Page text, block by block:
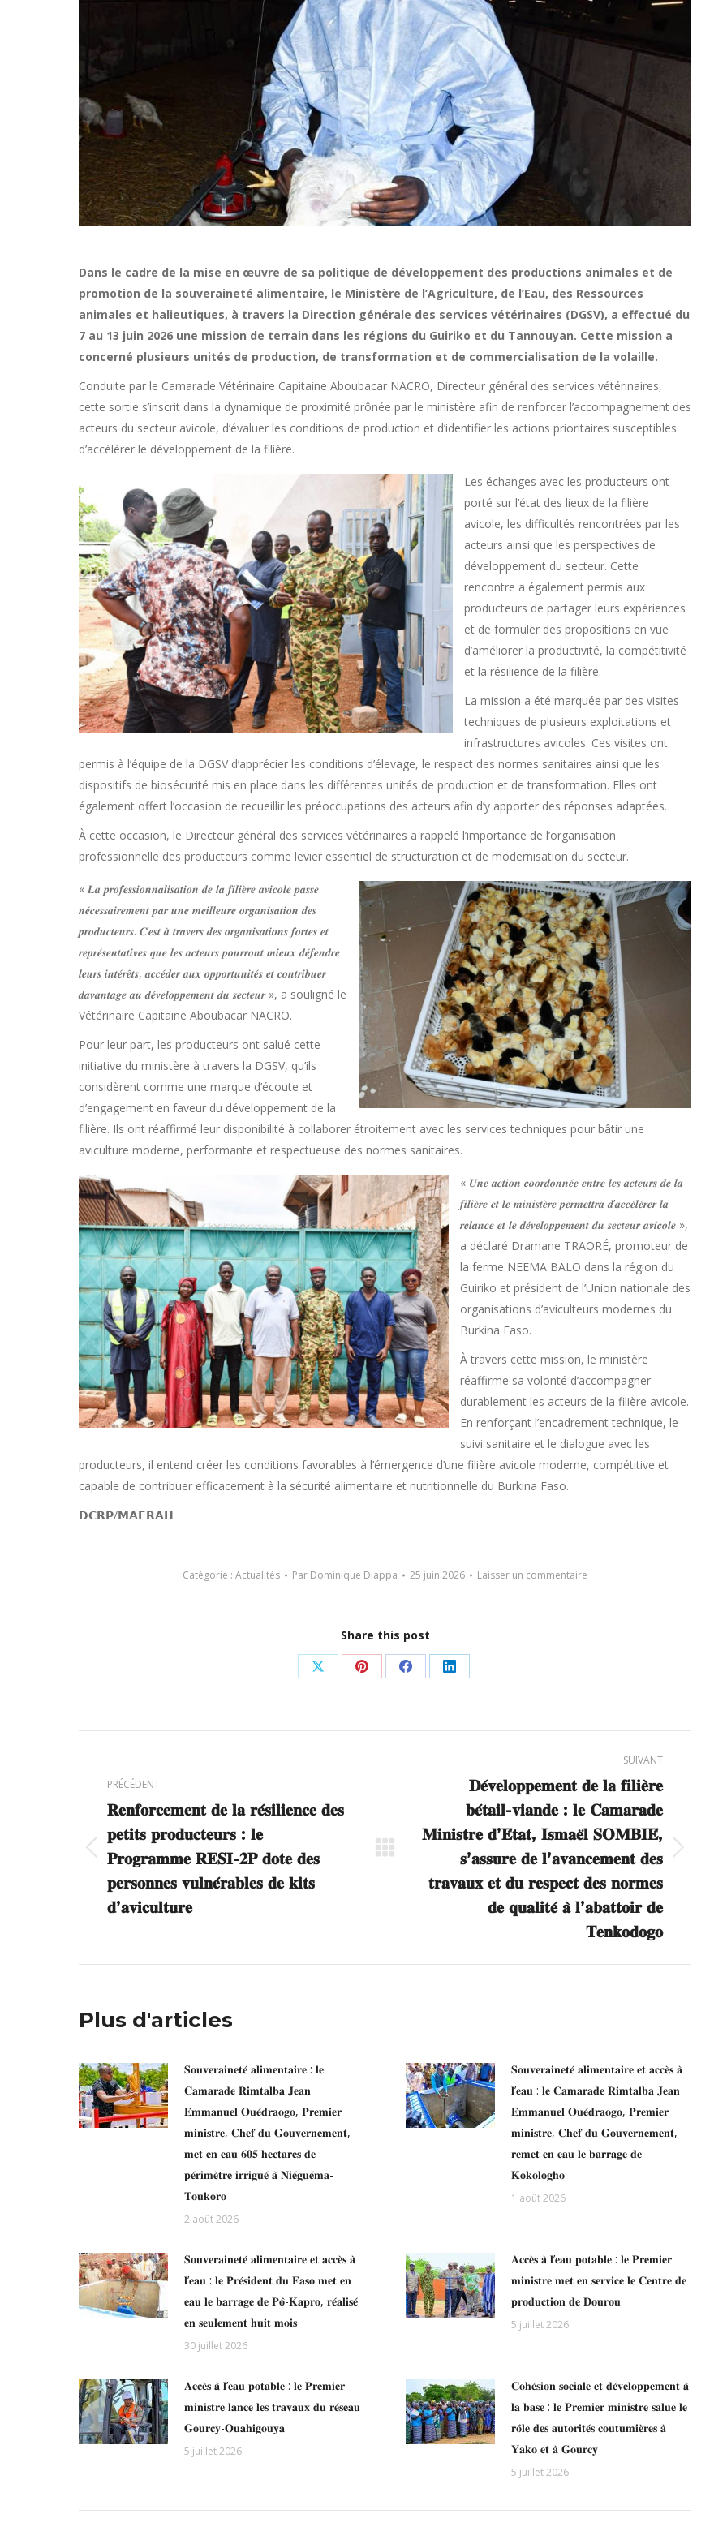
Dans le cadre de la mise en œuvre de sa politique de développement des productions animales et de
promotion de la souveraineté alimentaire, le Ministère de l’Agriculture, de l’Eau, des Ressources
animales et halieutiques, à travers la Direction générale des services vétérinaires (DGSV), a effectué du
7 au 13 juin 2026 une mission de terrain dans les régions du Guiriko et du Tannouyan. Cette mission a
concerné plusieurs unités de production, de transformation et de commercialisation de la volaille.
Conduite par le Camarade Vétérinaire Capitaine Aboubacar NACRO, Directeur général des services vétérinaires,
cette sortie s’inscrit dans la dynamique de proximité prônée par le ministère afin de renforcer l’accompagnement des
acteurs du secteur avicole, d’évaluer les conditions de production et d’identifier les actions prioritaires susceptibles
d’accélérer le développement de la filière.
Les échanges avec les producteurs ont
porté sur l’état des lieux de la filière
avicole, les difficultés rencontrées par les
acteurs ainsi que les perspectives de
développement du secteur. Cette
rencontre a également permis aux
producteurs de partager leurs expériences
et de formuler des propositions en vue
d’améliorer la productivité, la compétitivité
et la résilience de la filière.
La mission a été marquée par des visites
techniques de plusieurs exploitations et
infrastructures avicoles. Ces visites ont
permis à l’équipe de la DGSV d’apprécier les conditions d’élevage, le respect des normes sanitaires ainsi que les
dispositifs de biosécurité mis en place dans les différentes unités de production et de transformation. Elles ont
également offert l’occasion de recueillir les préoccupations des acteurs afin d’y apporter des réponses adaptées.
À cette occasion, le Directeur général des services vétérinaires a rappelé l’importance de l’organisation
professionnelle des producteurs comme levier essentiel de structuration et de modernisation du secteur.
« 𝑳𝒂 𝒑𝒓𝒐𝒇𝒆𝒔𝒔𝒊𝒐𝒏𝒏𝒂𝒍𝒊𝒔𝒂𝒕𝒊𝒐𝒏 𝒅𝒆 𝒍𝒂 𝒇𝒊𝒍𝒊𝒆̀𝒓𝒆 𝒂𝒗𝒊𝒄𝒐𝒍𝒆 𝒑𝒂𝒔𝒔𝒆
𝒏𝒆́𝒄𝒆𝒔𝒔𝒂𝒊𝒓𝒆𝒎𝒆𝒏𝒕 𝒑𝒂𝒓 𝒖𝒏𝒆 𝒎𝒆𝒊𝒍𝒍𝒆𝒖𝒓𝒆 𝒐𝒓𝒈𝒂𝒏𝒊𝒔𝒂𝒕𝒊𝒐𝒏 𝒅𝒆𝒔
𝒑𝒓𝒐𝒅𝒖𝒄𝒕𝒆𝒖𝒓𝒔. 𝑪’𝒆𝒔𝒕 𝒂̀ 𝒕𝒓𝒂𝒗𝒆𝒓𝒔 𝒅𝒆𝒔 𝒐𝒓𝒈𝒂𝒏𝒊𝒔𝒂𝒕𝒊𝒐𝒏𝒔 𝒇𝒐𝒓𝒕𝒆𝒔 𝒆𝒕
𝒓𝒆𝒑𝒓𝒆́𝒔𝒆𝒏𝒕𝒂𝒕𝒊𝒗𝒆𝒔 𝒒𝒖𝒆 𝒍𝒆𝒔 𝒂𝒄𝒕𝒆𝒖𝒓𝒔 𝒑𝒐𝒖𝒓𝒓𝒐𝒏𝒕 𝒎𝒊𝒆𝒖𝒙 𝒅𝒆́𝒇𝒆𝒏𝒅𝒓𝒆
𝒍𝒆𝒖𝒓𝒔 𝒊𝒏𝒕𝒆́𝒓𝒆̂𝒕𝒔, 𝒂𝒄𝒄𝒆́𝒅𝒆𝒓 𝒂𝒖𝒙 𝒐𝒑𝒑𝒐𝒓𝒕𝒖𝒏𝒊𝒕𝒆́𝒔 𝒆𝒕 𝒄𝒐𝒏𝒕𝒓𝒊𝒃𝒖𝒆𝒓
𝒅𝒂𝒗𝒂𝒏𝒕𝒂𝒈𝒆 𝒂𝒖 𝒅𝒆́𝒗𝒆𝒍𝒐𝒑𝒑𝒆𝒎𝒆𝒏𝒕 𝒅𝒖 𝒔𝒆𝒄𝒕𝒆𝒖𝒓 », a souligné le
Vétérinaire Capitaine Aboubacar NACRO.
Pour leur part, les producteurs ont salué cette
initiative du ministère à travers la DGSV, qu’ils
considèrent comme une marque d’écoute et
d’engagement en faveur du développement de la
filière. Ils ont réaffirmé leur disponibilité à collaborer étroitement avec les services techniques pour bâtir une
aviculture moderne, performante et respectueuse des normes sanitaires.
« 𝑼𝒏𝒆 𝒂𝒄𝒕𝒊𝒐𝒏 𝒄𝒐𝒐𝒓𝒅𝒐𝒏𝒏𝒆́𝒆 𝒆𝒏𝒕𝒓𝒆 𝒍𝒆𝒔 𝒂𝒄𝒕𝒆𝒖𝒓𝒔 𝒅𝒆 𝒍𝒂
𝒇𝒊𝒍𝒊𝒆̀𝒓𝒆 𝒆𝒕 𝒍𝒆 𝒎𝒊𝒏𝒊𝒔𝒕𝒆̀𝒓𝒆 𝒑𝒆𝒓𝒎𝒆𝒕𝒕𝒓𝒂 𝒅’𝒂𝒄𝒄𝒆́𝒍𝒆́𝒓𝒆𝒓 𝒍𝒂
𝒓𝒆𝒍𝒂𝒏𝒄𝒆 𝒆𝒕 𝒍𝒆 𝒅𝒆́𝒗𝒆𝒍𝒐𝒑𝒑𝒆𝒎𝒆𝒏𝒕 𝒅𝒖 𝒔𝒆𝒄𝒕𝒆𝒖𝒓 𝒂𝒗𝒊𝒄𝒐𝒍𝒆 »,
a déclaré Dramane TRAORÉ, promoteur de
la ferme NEEMA BALO dans la région du
Guiriko et président de l’Union nationale des
organisations d’aviculteurs modernes du
Burkina Faso.
À travers cette mission, le ministère
réaffirme sa volonté d’accompagner
durablement les acteurs de la filière avicole.
En renforçant l’encadrement technique, le
suivi sanitaire et le dialogue avec les
producteurs, il entend créer les conditions favorables à l’émergence d’une filière avicole moderne, compétitive et
capable de contribuer efficacement à la sécurité alimentaire et nutritionnelle du Burkina Faso.
𝗗𝗖𝗥𝗣/𝗠𝗔𝗘𝗥𝗔𝗛
Catégorie : Actualités Par Dominique Diappa 25 juin 2026 Laisser un commentaire
Share this post
PartagerPartagerPartagerPartager
article
PRÉCÉDENT
Article
précédent
𝐑𝐞𝐧𝐟𝐨𝐫𝐜𝐞𝐦𝐞𝐧𝐭 𝐝𝐞 𝐥𝐚 𝐫𝐞́𝐬𝐢𝐥𝐢𝐞𝐧𝐜𝐞 𝐝𝐞𝐬
𝐩𝐞𝐭𝐢𝐭𝐬 𝐩𝐫𝐨𝐝𝐮𝐜𝐭𝐞𝐮𝐫𝐬 : 𝐥𝐞
𝐏𝐫𝐨𝐠𝐫𝐚𝐦𝐦𝐞 𝐑𝐄𝐒𝐈-𝟐𝐏 𝐝𝐨𝐭𝐞 𝐝𝐞𝐬
𝐩𝐞𝐫𝐬𝐨𝐧𝐧𝐞𝐬 𝐯𝐮𝐥𝐧𝐞́𝐫𝐚𝐛𝐥𝐞𝐬 𝐝𝐞 𝐤𝐢𝐭𝐬
𝐝’𝐚𝐯𝐢𝐜𝐮𝐥𝐭𝐮𝐫𝐞
SUIVANT
suivant
𝐃𝐞́𝐯𝐞𝐥𝐨𝐩𝐩𝐞𝐦𝐞𝐧𝐭 𝐝𝐞 𝐥𝐚 𝐟𝐢𝐥𝐢𝐞̀𝐫𝐞
𝐛𝐞́𝐭𝐚𝐢𝐥-𝐯𝐢𝐚𝐧𝐝𝐞 : 𝐥𝐞 𝐂𝐚𝐦𝐚𝐫𝐚𝐝𝐞
𝐌𝐢𝐧𝐢𝐬𝐭𝐫𝐞 𝐝’𝐄́𝐭𝐚𝐭, 𝐈𝐬𝐦𝐚𝐞̈𝐥 𝐒𝐎𝐌𝐁𝐈𝐄́,
𝐬’𝐚𝐬𝐬𝐮𝐫𝐞 𝐝𝐞 𝐥’𝐚𝐯𝐚𝐧𝐜𝐞𝐦𝐞𝐧𝐭 𝐝𝐞𝐬
𝐭𝐫𝐚𝐯𝐚𝐮𝐱 𝐞𝐭 𝐝𝐮 𝐫𝐞𝐬𝐩𝐞𝐜𝐭 𝐝𝐞𝐬 𝐧𝐨𝐫𝐦𝐞𝐬
𝐝𝐞 𝐪𝐮𝐚𝐥𝐢𝐭𝐞́ 𝐚̀ 𝐥’𝐚𝐛𝐚𝐭𝐭𝐨𝐢𝐫 𝐝𝐞
𝐓𝐞𝐧𝐤𝐨𝐝𝐨𝐠𝐨
Plus d'articles
𝐒𝐨𝐮𝐯𝐞𝐫𝐚𝐢𝐧𝐞𝐭𝐞́ 𝐚𝐥𝐢𝐦𝐞𝐧𝐭𝐚𝐢𝐫𝐞 : 𝐥𝐞
𝐂𝐚𝐦𝐚𝐫𝐚𝐝𝐞 𝐑𝐢𝐦𝐭𝐚𝐥𝐛𝐚 𝐉𝐞𝐚𝐧
𝐄𝐦𝐦𝐚𝐧𝐮𝐞𝐥 𝐎𝐮𝐞́𝐝𝐫𝐚𝐨𝐠𝐨, 𝐏𝐫𝐞𝐦𝐢𝐞𝐫
𝐦𝐢𝐧𝐢𝐬𝐭𝐫𝐞, 𝐂𝐡𝐞𝐟 𝐝𝐮 𝐆𝐨𝐮𝐯𝐞𝐫𝐧𝐞𝐦𝐞𝐧𝐭,
𝐦𝐞𝐭 𝐞𝐧 𝐞𝐚𝐮 𝟔𝟎𝟓 𝐡𝐞𝐜𝐭𝐚𝐫𝐞𝐬 𝐝𝐞
𝐩𝐞́𝐫𝐢𝐦𝐞̀𝐭𝐫𝐞 𝐢𝐫𝐫𝐢𝐠𝐮𝐞́ 𝐚̀ 𝐍𝐢𝐞́𝐠𝐮𝐞́𝐦𝐚-
𝐓𝐨𝐮𝐤𝐨𝐫𝐨
2 août 2026
𝐒𝐨𝐮𝐯𝐞𝐫𝐚𝐢𝐧𝐞𝐭𝐞́ 𝐚𝐥𝐢𝐦𝐞𝐧𝐭𝐚𝐢𝐫𝐞 𝐞𝐭 𝐚𝐜𝐜𝐞̀𝐬 𝐚̀
𝐥’𝐞𝐚𝐮 : 𝐥𝐞 𝐂𝐚𝐦𝐚𝐫𝐚𝐝𝐞 𝐑𝐢𝐦𝐭𝐚𝐥𝐛𝐚 𝐉𝐞𝐚𝐧
𝐄𝐦𝐦𝐚𝐧𝐮𝐞𝐥 𝐎𝐮𝐞́𝐝𝐫𝐚𝐨𝐠𝐨, 𝐏𝐫𝐞𝐦𝐢𝐞𝐫
𝐦𝐢𝐧𝐢𝐬𝐭𝐫𝐞, 𝐂𝐡𝐞𝐟 𝐝𝐮 𝐆𝐨𝐮𝐯𝐞𝐫𝐧𝐞𝐦𝐞𝐧𝐭,
𝐫𝐞𝐦𝐞𝐭 𝐞𝐧 𝐞𝐚𝐮 𝐥𝐞 𝐛𝐚𝐫𝐫𝐚𝐠𝐞 𝐝𝐞
𝐊𝐨𝐤𝐨𝐥𝐨𝐠𝐡𝐨
1 août 2026
𝐒𝐨𝐮𝐯𝐞𝐫𝐚𝐢𝐧𝐞𝐭𝐞́ 𝐚𝐥𝐢𝐦𝐞𝐧𝐭𝐚𝐢𝐫𝐞 𝐞𝐭 𝐚𝐜𝐜𝐞̀𝐬 𝐚̀
𝐥’𝐞𝐚𝐮 : 𝐥𝐞 𝐏𝐫𝐞́𝐬𝐢𝐝𝐞𝐧𝐭 𝐝𝐮 𝐅𝐚𝐬𝐨 𝐦𝐞𝐭 𝐞𝐧
𝐞𝐚𝐮 𝐥𝐞 𝐛𝐚𝐫𝐫𝐚𝐠𝐞 𝐝𝐞 𝐏𝐨̂-𝐊𝐚𝐩𝐫𝐨, 𝐫𝐞́𝐚𝐥𝐢𝐬𝐞́
𝐞𝐧 𝐬𝐞𝐮𝐥𝐞𝐦𝐞𝐧𝐭 𝐡𝐮𝐢𝐭 𝐦𝐨𝐢𝐬
30 juillet 2026
𝐀𝐜𝐜𝐞̀𝐬 𝐚̀ 𝐥’𝐞𝐚𝐮 𝐩𝐨𝐭𝐚𝐛𝐥𝐞 : 𝐥𝐞 𝐏𝐫𝐞𝐦𝐢𝐞𝐫
𝐦𝐢𝐧𝐢𝐬𝐭𝐫𝐞 𝐦𝐞𝐭 𝐞𝐧 𝐬𝐞𝐫𝐯𝐢𝐜𝐞 𝐥𝐞 𝐂𝐞𝐧𝐭𝐫𝐞 𝐝𝐞
𝐩𝐫𝐨𝐝𝐮𝐜𝐭𝐢𝐨𝐧 𝐝𝐞 𝐃𝐨𝐮𝐫𝐨𝐮
5 juillet 2026
𝐀𝐜𝐜𝐞̀𝐬 𝐚̀ 𝐥’𝐞𝐚𝐮 𝐩𝐨𝐭𝐚𝐛𝐥𝐞 : 𝐥𝐞 𝐏𝐫𝐞𝐦𝐢𝐞𝐫
𝐦𝐢𝐧𝐢𝐬𝐭𝐫𝐞 𝐥𝐚𝐧𝐜𝐞 𝐥𝐞𝐬 𝐭𝐫𝐚𝐯𝐚𝐮𝐱 𝐝𝐮 𝐫𝐞́𝐬𝐞𝐚𝐮
𝐆𝐨𝐮𝐫𝐜𝐲-𝐎𝐮𝐚𝐡𝐢𝐠𝐨𝐮𝐲𝐚
5 juillet 2026
𝐂𝐨𝐡𝐞́𝐬𝐢𝐨𝐧 𝐬𝐨𝐜𝐢𝐚𝐥𝐞 𝐞𝐭 𝐝𝐞́𝐯𝐞𝐥𝐨𝐩𝐩𝐞𝐦𝐞𝐧𝐭 𝐚̀
𝐥𝐚 𝐛𝐚𝐬𝐞 : 𝐥𝐞 𝐏𝐫𝐞𝐦𝐢𝐞𝐫 𝐦𝐢𝐧𝐢𝐬𝐭𝐫𝐞 𝐬𝐚𝐥𝐮𝐞 𝐥𝐞
𝐫𝐨̂𝐥𝐞 𝐝𝐞𝐬 𝐚𝐮𝐭𝐨𝐫𝐢𝐭𝐞́𝐬 𝐜𝐨𝐮𝐭𝐮𝐦𝐢𝐞̀𝐫𝐞𝐬 𝐚̀
𝐘𝐚𝐤𝐨 𝐞𝐭 𝐚̀ 𝐆𝐨𝐮𝐫𝐜𝐲
5 juillet 2026